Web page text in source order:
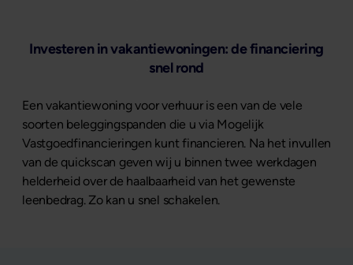
Investeren in vakantiewoningen: de financiering
snel rond
Een vakantiewoning voor verhuur is een van de vele
soorten beleggingspanden die u via Mogelijk
Vastgoedfinancieringen kunt financieren. Na het invullen
van de quickscan geven wij u binnen twee werkdagen
helderheid over de haalbaarheid van het gewenste
leenbedrag. Zo kan u snel schakelen.